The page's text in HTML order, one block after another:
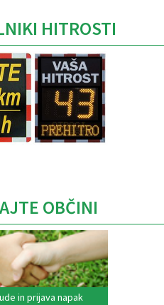
HITROSTI
OBČINI
in prijava napak